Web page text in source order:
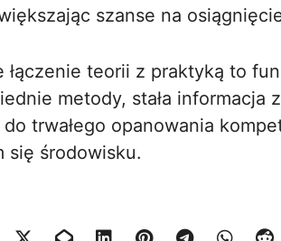
szanse na
łączenie teorii z praktyką to
metody, stała informacja
trwałego opanowania
się środowisku.